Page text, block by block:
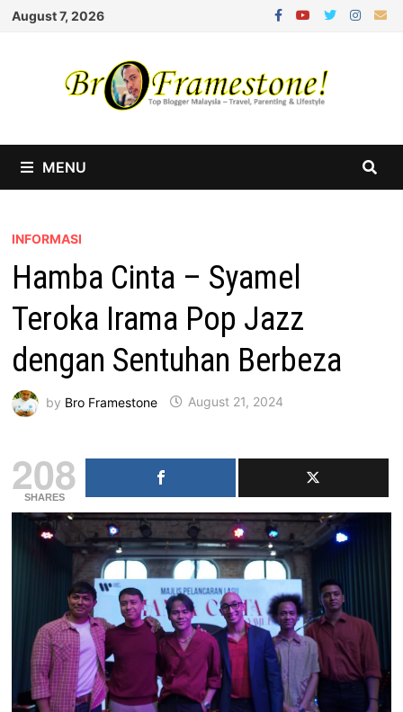
Skip
August 7, 2026
MENU
INFORMASI
Hamba Cinta – Syamel
Teroka Irama Pop Jazz
dengan Sentuhan Berbeza
by Bro Framestone August 21, 2024
208
SHARES